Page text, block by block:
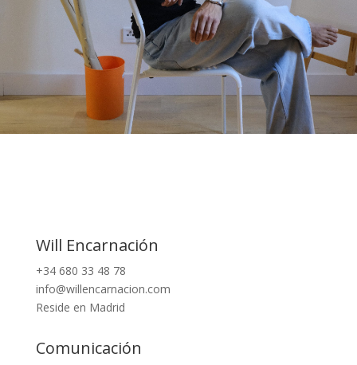
Will Encarnación
+34 680 33 48 78
info@willencarnacion.com
Reside en Madrid
Comunicación